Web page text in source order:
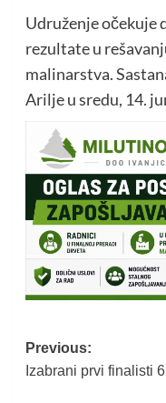
Udruženje očekuje
rezultate u
malinarstva.
Arilje u sredu, 14.
Post
navigation
Previous:
Izabrani prvi finalisti